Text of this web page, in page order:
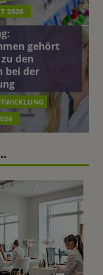
2026
gehört
den
bei der